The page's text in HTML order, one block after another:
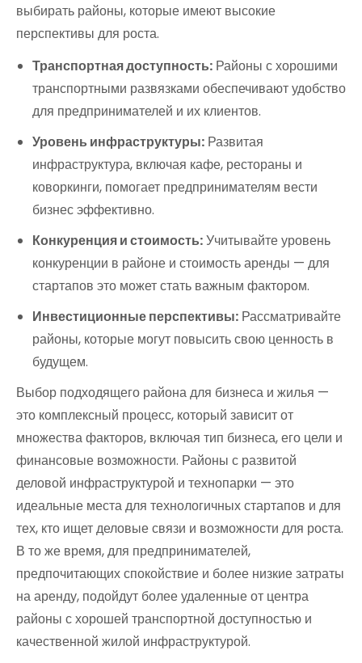
выбирать районы, которые имеют высокие
перспективы для роста.
Транспортная доступность: Районы с хорошими
транспортными развязками обеспечивают удобство
для предпринимателей и их клиентов.
Уровень инфраструктуры: Развитая
инфраструктура, включая кафе, рестораны и
коворкинги, помогает предпринимателям вести
бизнес эффективно.
Конкуренция и стоимость:Учитывайте уровень
конкуренции в районе и стоимость аренды — для
стартапов это может стать важным фактором.
Инвестиционные перспективы: Рассматривайте
районы, которые могут повысить свою ценность в
будущем.
Выбор подходящего района для бизнеса и жилья —
это комплексный процесс, который зависит от
множества факторов, включая тип бизнеса, его цели и
финансовые возможности. Районы с развитой
деловой инфраструктурой и технопарки — это
идеальные места для технологичных стартапов и для
тех, кто ищет деловые связи и возможности для роста.
В то же время, для предпринимателей,
предпочитающих спокойствие и более низкие затраты
на аренду, подойдут более удаленные от центра
районы с хорошей транспортной доступностью и
качественной жилой инфраструктурой.